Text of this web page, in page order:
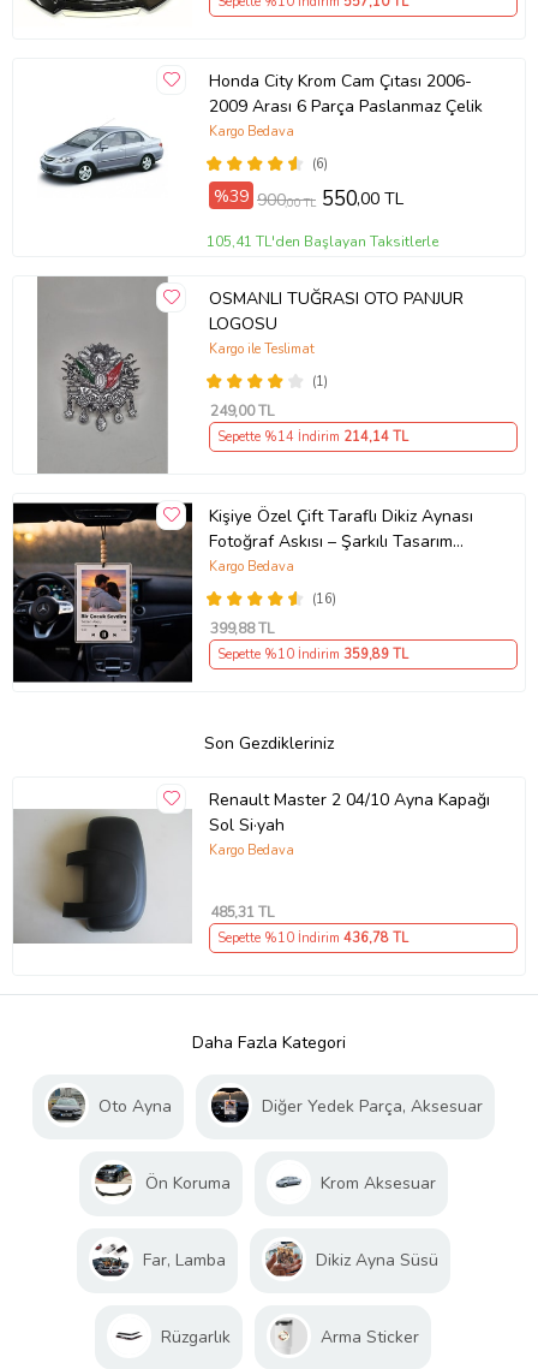
Honda City Krom Cam Çıtası 2006-
2009 Arası 6 Parça Paslanmaz Çelik
(6)
Kargo Bedava
%39 900,00 TL 550,00 TL
105,41 TL'den Başlayan Taksitlerle
OSMANLI TUĞRASI OTO PANJUR
LOGOSU
(1)
Kargo ile Teslimat
249,00 TL
Sepette %14 İndirim 214,14 TL
Kişiye Özel Çift Taraflı Dikiz Aynası
Fotoğraf Askısı – Şarkılı Tasarım
Araç Süsü
(16)
Kargo Bedava
399,88 TL
Sepette %10 İndirim 359,89 TL
Son Gezdikleriniz
Renault Master 2 04/10 Ayna Kapağı
Sol Si·yah
Kargo Bedava
485,31 TL
Sepette %10 İndirim 436,78 TL
Daha Fazla Kategori
Oto Ayna Diğer Yedek Parça, Aksesuar
Ön Koruma Krom Aksesuar
Far, Lamba Dikiz Ayna Süsü
Rüzgarlık Arma Sticker